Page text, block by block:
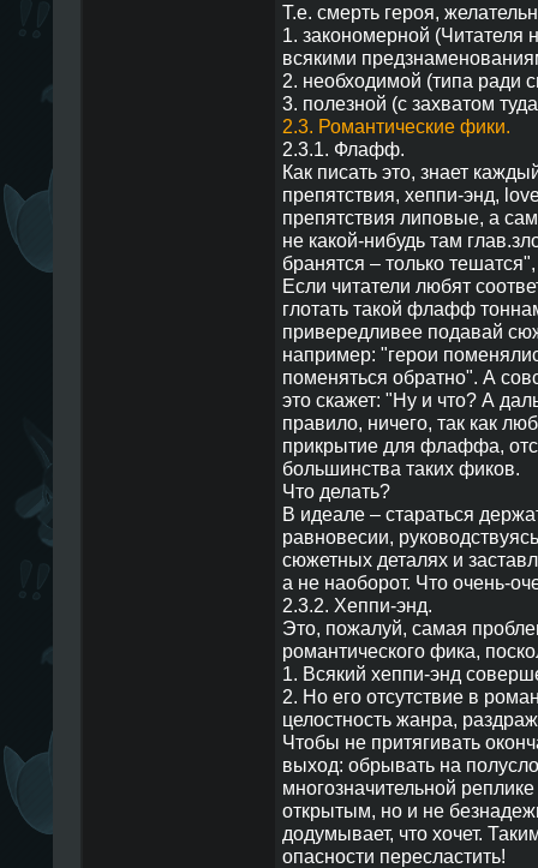
Т.е. смерть героя,
1. закономерной (Читателя
всякими
2. необходимой (типа ради
3. полезной (с захватом
2.3. Романтические фики.
2.3.1. Флафф.
Как писать это, знает
препятствия, хеппи-энд,
препятствия липовые, а
не какой-нибудь там
бранятся – только
Если читатели любят
глотать такой флафф
привередливее подавай
например: "герои
поменяться обратно". А
это скажет: "Ну и что? А
правило, ничего, так как
прикрытие для флаффа,
большинства таких фиков.
Что делать?
В идеале – стараться
равновесии,
сюжетных деталях и
а не наоборот. Что очень-
2.3.2. Хеппи-энд.
Это, пожалуй, самая
романтического фика,
1. Всякий хеппи-энд
2. Но его отсутствие в
целостность жанра,
Чтобы не притягивать
выход: обрывать на
многозначительной
открытым, но и не
додумывает, что хочет.
опасности пересластить!